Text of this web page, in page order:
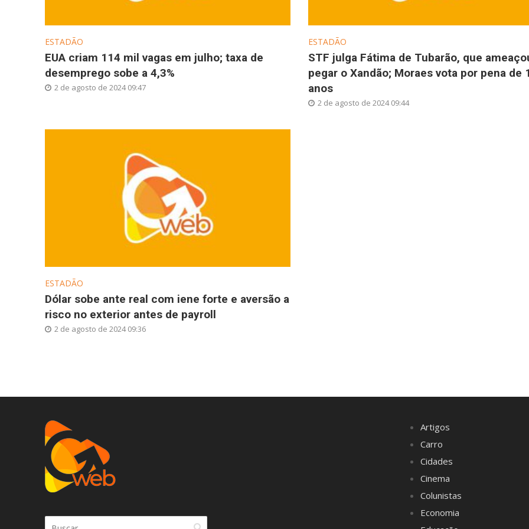
ESTADÃO
EUA criam 114 mil vagas em julho; taxa de
desemprego sobe a 4,3%
2 de agosto de 2024 09:47
ESTADÃO
STF julga Fátima de Tubarão, que
pegar o Xandão; Moraes vota por pena de
anos
2 de agosto de 2024 09:44
ESTADÃO
Dólar sobe ante real com iene forte e aversão a
risco no exterior antes de payroll
2 de agosto de 2024 09:36
Artigos
Carro
Cidades
Cinema
Colunistas
Economia